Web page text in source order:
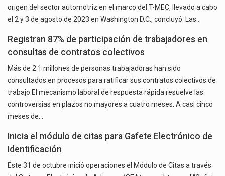
origen del sector automotriz en el marco del T-MEC, llevado a cabo
el 2 y 3 de agosto de 2023 en Washington D.C., concluyó. Las…
Registran 87% de participación de trabajadores en
consultas de contratos colectivos
Más de 2.1 millones de personas trabajadoras han sido
consultados en procesos para ratificar sus contratos colectivos de
trabajo.El mecanismo laboral de respuesta rápida resuelve las
controversias en plazos no mayores a cuatro meses. A casi cinco
meses de…
Inicia el módulo de citas para Gafete Electrónico de
Identificación
Este 31 de octubre inició operaciones el Módulo de Citas a través